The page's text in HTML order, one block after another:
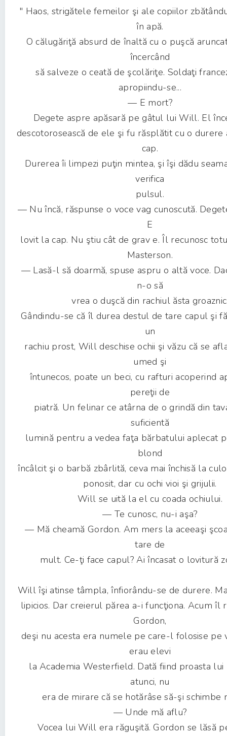
" Haos, strigătele femeilor şi ale copiilor
în apă.
O călugăriţă absurd de înaltă cu o puşcă
încercând
să salveze o ceată de şcolăriţe. Soldaţi
apropiindu-se...
— E mort?
Degete aspre apăsară pe gâtul lui Will. El
descotorosească de ele şi fu răsplătit cu o durere
cap.
Durerea îi limpezi puţin mintea, şi îşi dădu
verifica
pulsul.
— Nu încă, răspunse o voce vag cunoscută.
E
lovit la cap. Nu ştiu cât de grav e. Îl recunosc
Masterson.
— Lasă-l să doarmă, spuse aspru o altă voce.
n-o să
vrea o duşcă din rachiul ăsta
Gândindu-se că îl durea destul de tare capul şi
un
rachiu prost, Will deschise ochii şi văzu că se
umed şi
întunecos, poate un beci, cu rafturi acoperind
pereţii de
piatră. Un felinar ce atârna de o grindă din
suficientă
lumină pentru a vedea faţa bărbatului aplecat
blond
încâlcit şi o barbă zbârlită, ceva mai închisă la
ponosit, dar cu ochi vioi şi grijulii.
Will se uită la el cu coada ochiului.
— Te cunosc, nu-i aşa?
— Mă cheamă Gordon. Am mers la aceeaşi
tare de
mult. Ce-ţi face capul? Ai încasat o lovitură
Will îşi atinse tâmpla, înfiorându-se de durere.
lipicios. Dar creierul părea a-i funcţiona. Acum îl
Gordon,
deşi nu acesta era numele pe care-l folosise pe
erau elevi
la Academia Westerfield. Dată fiind proasta
atunci, nu
era de mirare că se hotărâse să-şi schimbe
— Unde mă aflu?
Vocea lui Will era răguşită. Gordon se lăsă